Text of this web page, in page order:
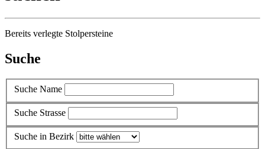
Bereits verlegte Stolpersteine
Suche
Suche Name
Suche Strasse
Suche in Bezirk